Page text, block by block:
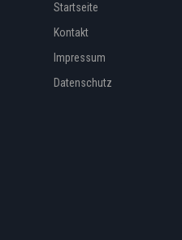
Startseite
Kontakt
Impressum
Datenschutz